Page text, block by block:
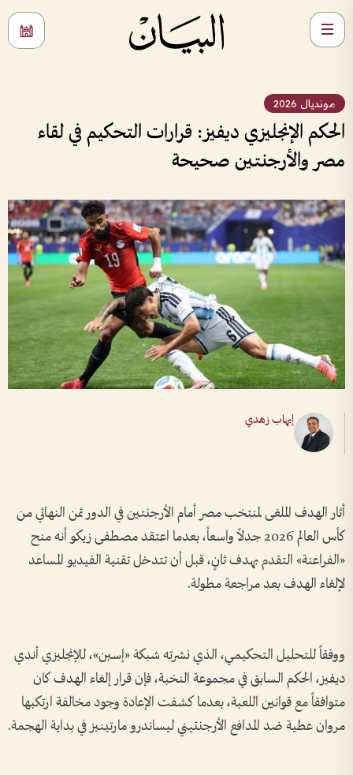
مونديال 2026
الحكم الإنجليزي ديفيز: قرارات التحكيم في لقاء
مصر والأرجنتين صحيحة
إيهاب زهدي
أثار الهدف الملغى لمنتخب مصر أمام الأرجنتين في الدور ثمن النهائي من
كأس العالم 2026 جدلاً واسعاً، بعدما اعتقد مصطفى زيكو أنه منح
«الفراعنة» التقدم بهدف ثانٍ، قبل أن تتدخل تقنية الفيديو المساعد
لإلغاء الهدف بعد مراجعة مطولة.
ووفقاً للتحليل التحكيمي، الذي نشرته شبكة «إسبن»، للإنجليزي أندي
ديفيز، الحكم السابق في مجموعة النخبة، فإن قرار إلغاء الهدف كان
متوافقاً مع قوانين اللعبة، بعدما كشفت الإعادة وجود مخالفة ارتكبها
مروان عطية ضد المدافع الأرجنتيني ليساندرو مارتينيز في بداية الهجمة.